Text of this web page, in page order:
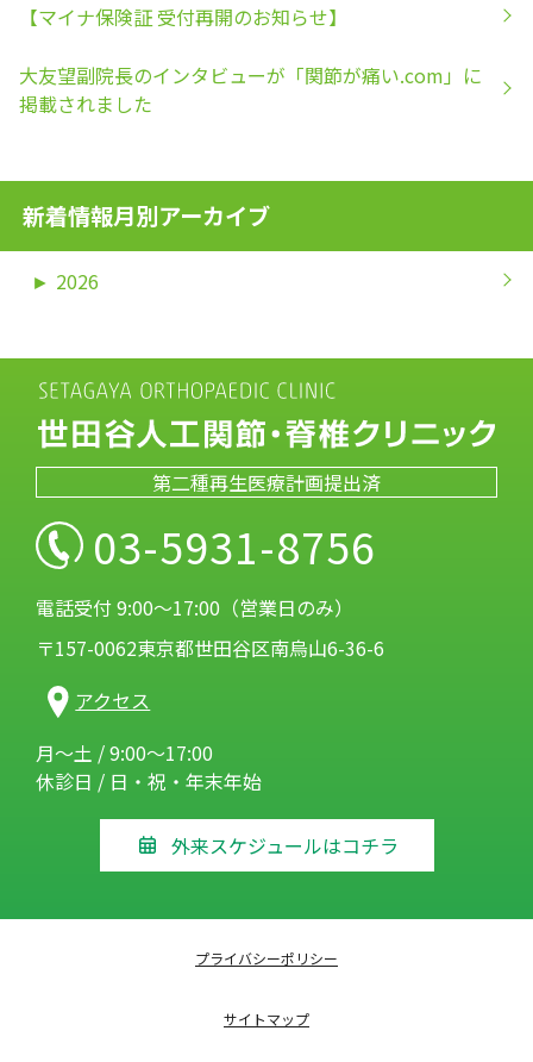
【マイナ保険証 受付再開のお知らせ】
大友望副院長のインタビューが「関節が痛い.com」に
掲載されました
新着情報月別アーカイブ
► 2026
第二種再生医療計画提出済
03-5931-8756
電話受付 9:00～17:00（営業日のみ）
〒157-0062東京都世田谷区南烏山6-36-6
アクセス
月～土 / 9:00～17:00
休診日 / 日・祝・年末年始
外来スケジュールはコチラ
プライバシーポリシー
サイトマップ